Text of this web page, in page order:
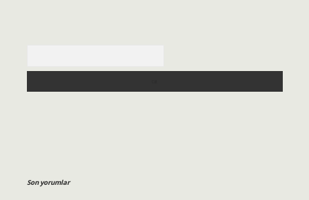
Son yorumlar